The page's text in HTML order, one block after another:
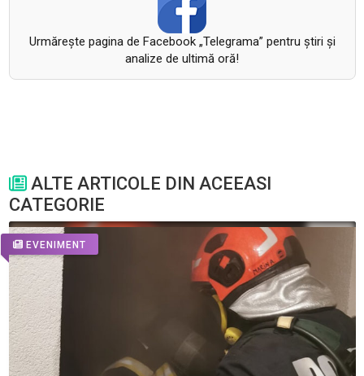
Urmăreşte pagina de Facebook „Telegrama” pentru ştiri şi
analize de ultimă oră!
ALTE ARTICOLE DIN ACEEASI
CATEGORIE
EVENIMENT